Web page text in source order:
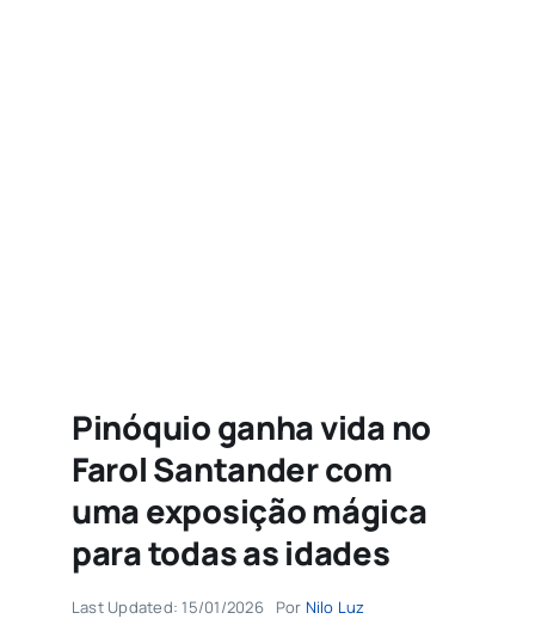
Pinóquio ganha vida no
Farol Santander com
uma exposição mágica
para todas as idades
Last Updated: 15/01/2026 Por Nilo Luz